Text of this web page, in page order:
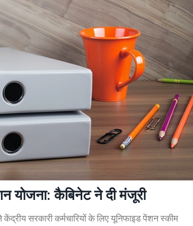
योजना: कैबिनेट ने दी मंजूरी
सरकारी कर्मचारियों के लिए यूनिफाइड पेंशन स्कीम